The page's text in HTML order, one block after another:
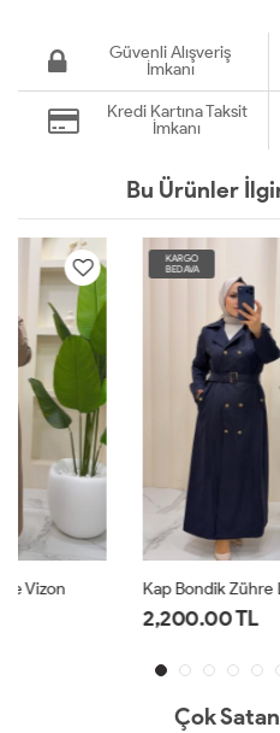
Güvenli Alışveriş
İmkanı
Kredi Kartına Taksit
İmkanı
Bu Ürünler
KARGO
BEDAVA
Kap Bondik Zühre Lacivert
2,200.00 TL
Çok